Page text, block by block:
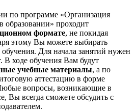
по программе «Организация
образовании» проходит
формате, не покидая
этому Вы можете выбирать
Для начала занятий нужен
В ходе обучения Вам будут
учебные материалы, а по
аттестацию в форме
вопросы, возникающие в
Вы всегда сможете обсудить с